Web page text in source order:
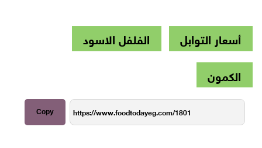
أسعار التوابل
الفلفل الاسود
الكمون
Copy